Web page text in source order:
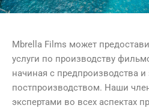
Mbrella Films может
услуги по производству
начиная с предпроизводства и
постпроизводством. Наши
экспертами во всех аспектах